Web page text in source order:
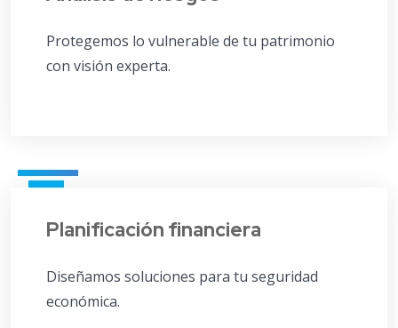
Protegemos lo vulnerable de tu patrimonio
con visión experta.
Planificación financiera
Diseñamos soluciones para tu seguridad
económica.